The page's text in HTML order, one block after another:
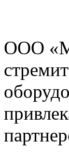
ООО